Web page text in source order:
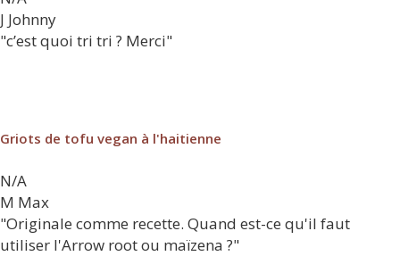
J Johnny
"c’est quoi tri tri ? Merci"
Griots de tofu vegan à l'haitienne
N/A
M Max
"Originale comme recette. Quand est-ce qu'il faut
utiliser l'Arrow root ou maïzena ?"